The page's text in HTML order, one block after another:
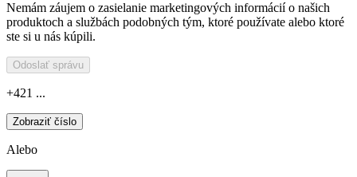
Nemám záujem o zasielanie marketingových informácií o našich
produktoch a službách podobných tým, ktoré používate alebo ktoré
ste si u nás kúpili.
Odoslať správu
+421 ...
Zobraziť číslo
Alebo